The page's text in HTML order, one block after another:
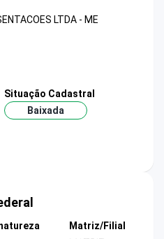
LTDA - ME
Situação Cadastral
Baixada
Matriz/Filial